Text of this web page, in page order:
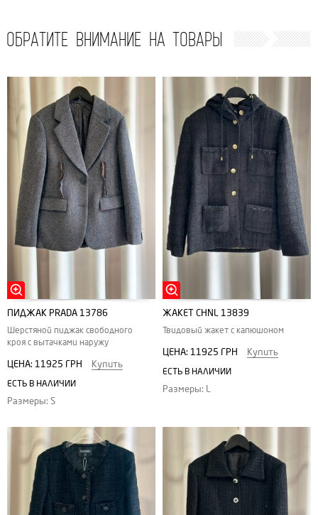
ОБРАТИТЕ ВНИМАНИЕ НА ТОВАРЫ
ПИДЖАК PRADA 13786
Шерстяной пиджак свободного
кроя с вытачками наружу
ЦЕНА: 11925 ГРН Купить
ЕСТЬ В НАЛИЧИИ
Размеры: S
ЖАКЕТ CHNL 13839
Твидовый жакет с капюшоном
ЦЕНА: 11925 ГРН Купить
ЕСТЬ В НАЛИЧИИ
Размеры: L